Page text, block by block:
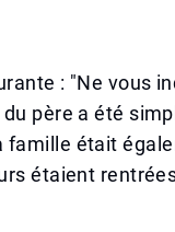
: "Ne vous
père a été
famille était
étaient